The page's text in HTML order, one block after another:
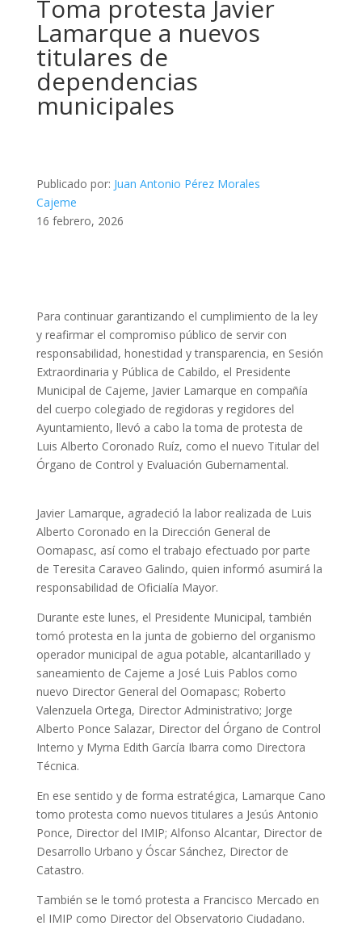
Toma protesta Javier
Lamarque a nuevos
titulares de
dependencias
municipales
Publicado por: Juan Antonio Pérez Morales
Cajeme
16 febrero, 2026
Para continuar garantizando el cumplimiento de la ley
y reafirmar el compromiso público de servir con
responsabilidad, honestidad y transparencia, en Sesión
Extraordinaria y Pública de Cabildo, el Presidente
Municipal de Cajeme, Javier Lamarque en compañía
del cuerpo colegiado de regidoras y regidores del
Ayuntamiento, llevó a cabo la toma de protesta de
Luis Alberto Coronado Ruíz, como el nuevo Titular del
Órgano de Control y Evaluación Gubernamental.
Javier Lamarque, agradeció la labor realizada de Luis
Alberto Coronado en la Dirección General de
Oomapasc, así como el trabajo efectuado por parte
de Teresita Caraveo Galindo, quien informó asumirá la
responsabilidad de Oficialía Mayor.
Durante este lunes, el Presidente Municipal, también
tomó protesta en la junta de gobierno del organismo
operador municipal de agua potable, alcantarillado y
saneamiento de Cajeme a José Luis Pablos como
nuevo Director General del Oomapasc; Roberto
Valenzuela Ortega, Director Administrativo; Jorge
Alberto Ponce Salazar, Director del Órgano de Control
Interno y Myrna Edith García Ibarra como Directora
Técnica.
En ese sentido y de forma estratégica, Lamarque Cano
tomo protesta como nuevos titulares a Jesús Antonio
Ponce, Director del IMIP; Alfonso Alcantar, Director de
Desarrollo Urbano y Óscar Sánchez, Director de
Catastro.
También se le tomó protesta a Francisco Mercado en
el IMIP como Director del Observatorio Ciudadano.